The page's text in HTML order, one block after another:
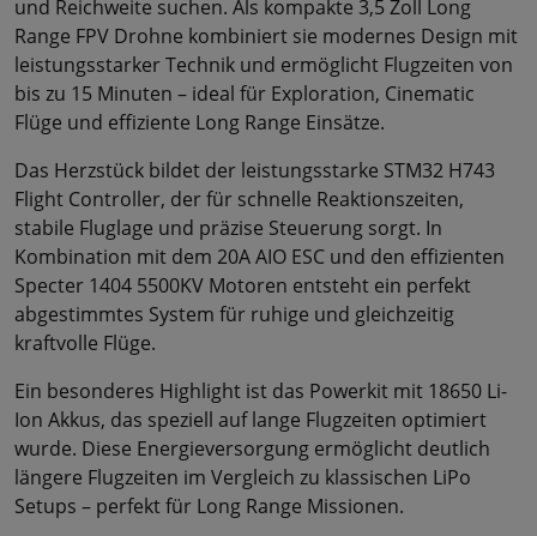
und Reichweite suchen. Als kompakte 3,5 Zoll Long
Range FPV Drohne kombiniert sie modernes Design mit
leistungsstarker Technik und ermöglicht Flugzeiten von
bis zu 15 Minuten – ideal für Exploration, Cinematic
Flüge und effiziente Long Range Einsätze.
Das Herzstück bildet der leistungsstarke STM32 H743
Flight Controller, der für schnelle Reaktionszeiten,
stabile Fluglage und präzise Steuerung sorgt. In
Kombination mit dem 20A AIO ESC und den effizienten
Specter 1404 5500KV Motoren entsteht ein perfekt
abgestimmtes System für ruhige und gleichzeitig
kraftvolle Flüge.
Ein besonderes Highlight ist das Powerkit mit 18650 Li-
Ion Akkus, das speziell auf lange Flugzeiten optimiert
wurde. Diese Energieversorgung ermöglicht deutlich
längere Flugzeiten im Vergleich zu klassischen LiPo
Setups – perfekt für Long Range Missionen.